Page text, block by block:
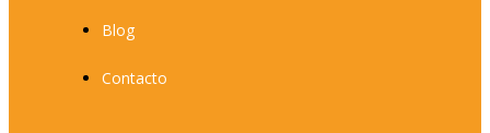
Blog
Contacto